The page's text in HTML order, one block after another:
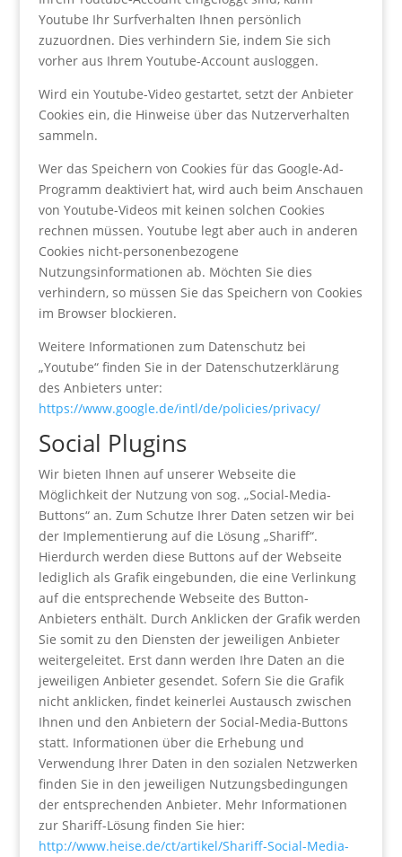
Youtube Ihr Surfverhalten Ihnen persönlich
zuzuordnen. Dies verhindern Sie, indem Sie sich
vorher aus Ihrem Youtube-Account ausloggen.
Wird ein Youtube-Video gestartet, setzt der Anbieter
Cookies ein, die Hinweise über das Nutzerverhalten
sammeln.
Wer das Speichern von Cookies für das Google-Ad-
Programm deaktiviert hat, wird auch beim Anschauen
von Youtube-Videos mit keinen solchen Cookies
rechnen müssen. Youtube legt aber auch in anderen
Cookies nicht-personenbezogene
Nutzungsinformationen ab. Möchten Sie dies
verhindern, so müssen Sie das Speichern von Cookies
im Browser blockieren.
Weitere Informationen zum Datenschutz bei
„Youtube“ finden Sie in der Datenschutzerklärung
des Anbieters unter:
https://www.google.de/intl/de/policies/privacy/
Social Plugins
Wir bieten Ihnen auf unserer Webseite die
Möglichkeit der Nutzung von sog. „Social-Media-
Buttons“ an. Zum Schutze Ihrer Daten setzen wir bei
der Implementierung auf die Lösung „Shariff“.
Hierdurch werden diese Buttons auf der Webseite
lediglich als Grafik eingebunden, die eine Verlinkung
auf die entsprechende Webseite des Button-
Anbieters enthält. Durch Anklicken der Grafik werden
Sie somit zu den Diensten der jeweiligen Anbieter
weitergeleitet. Erst dann werden Ihre Daten an die
jeweiligen Anbieter gesendet. Sofern Sie die Grafik
nicht anklicken, findet keinerlei Austausch zwischen
Ihnen und den Anbietern der Social-Media-Buttons
statt. Informationen über die Erhebung und
Verwendung Ihrer Daten in den sozialen Netzwerken
finden Sie in den jeweiligen Nutzungsbedingungen
der entsprechenden Anbieter. Mehr Informationen
zur Shariff-Lösung finden Sie hier:
http://www.heise.de/ct/artikel/Shariff-Social-Media-